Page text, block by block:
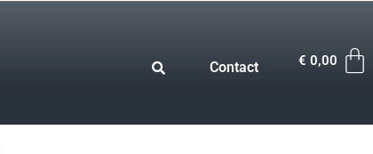
Contact € 0,00